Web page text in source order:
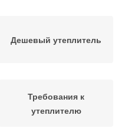
Дешевый утеплитель
Требования к
утеплителю